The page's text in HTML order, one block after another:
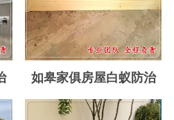
如皋家俱房屋白蚁防治